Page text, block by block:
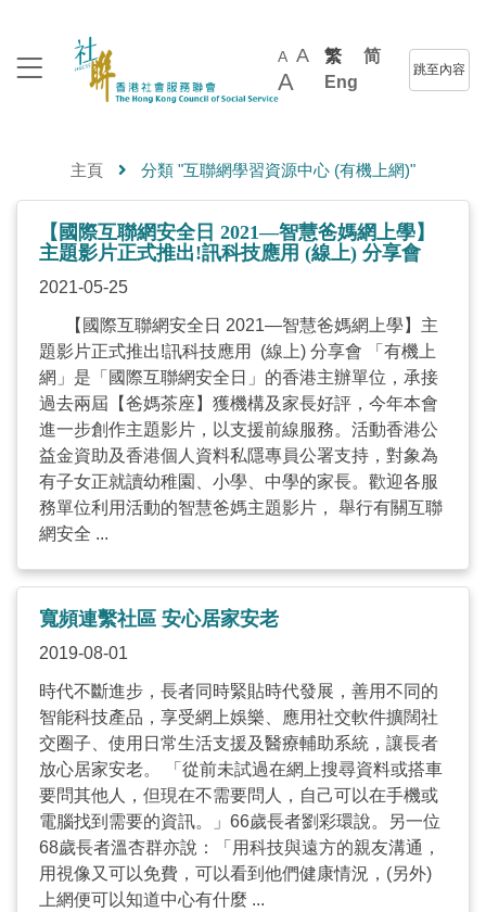
A A
A
繁
简
Eng
跳至內容
主頁 分類 "互聯網學習資源中心 (有機上網)"
【國際互聯網安全日 2021—智慧爸媽網上學】
主題影片正式推出!訊科技應用 (線上) 分享會
2021-05-25
【國際互聯網安全日 2021—智慧爸媽網上學】主
題影片正式推出!訊科技應用 (線上) 分享會 「有機上
網」是「國際互聯網安全日」的香港主辦單位，承接
過去兩屆【爸媽茶座】獲機構及家長好評，今年本會
進一步創作主題影片，以支援前線服務。活動香港公
益金資助及香港個人資料私隱專員公署支持，對象為
有子女正就讀幼稚園、小學、中學的家長。歡迎各服
務單位利用活動的智慧爸媽主題影片， 舉行有關互聯
網安全 ...
寬頻連繫社區 安心居家安老
2019-08-01
時代不斷進步，長者同時緊貼時代發展，善用不同的
智能科技產品，享受網上娛樂、應用社交軟件擴闊社
交圈子、使用日常生活支援及醫療輔助系統，讓長者
放心居家安老。 「從前未試過在網上搜尋資料或搭車
要問其他人，但現在不需要問人，自己可以在手機或
電腦找到需要的資訊。」66歲長者劉彩環說。另一位
68歲長者溫杏群亦說：「用科技與遠方的親友溝通，
用視像又可以免費，可以看到他們健康情況，(另外)
上網便可以知道中心有什麼 ...